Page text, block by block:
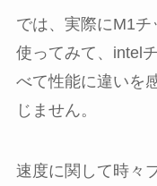
では、実際にM1
使ってみて、intel
べて性能に違いを
じません。
速度に関して時々